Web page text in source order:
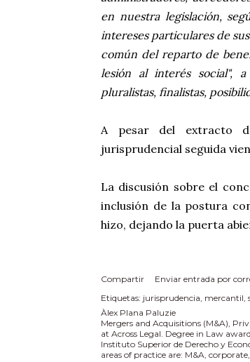
en nuestra legislación,
intereses particulares de
común del reparto de
lesión alinterés social", a
pluralistas, finalistas,
A pesar del extracto
jurisprudencial seguida
La discusión sobre el
inclusión de la postura
hizo, dejando la puerta
Compartir
Enviar entrada por
Etiquetas: jurisprudencia mercantil
Àlex Plana Paluzie
Mergers and Acquisitions (M&A),
at Across Legal. Degree in Law
Instituto Superior de Derecho y
areas of practice are: M&A,